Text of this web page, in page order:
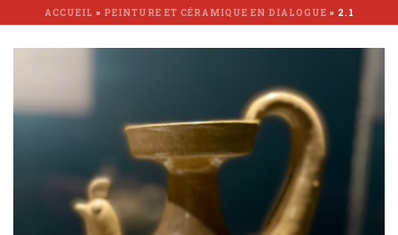
ACCUEIL » PEINTURE ET CÉRAMIQUE EN DIALOGUE » 2.1